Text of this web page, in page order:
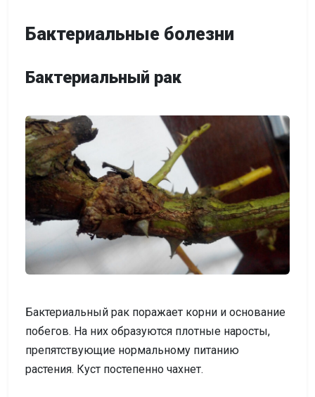
Бактериальные болезни
Бактериальный рак
Бактериальный рак поражает корни и основание
побегов. На них образуются плотные наросты,
препятствующие нормальному питанию
растения. Куст постепенно чахнет.